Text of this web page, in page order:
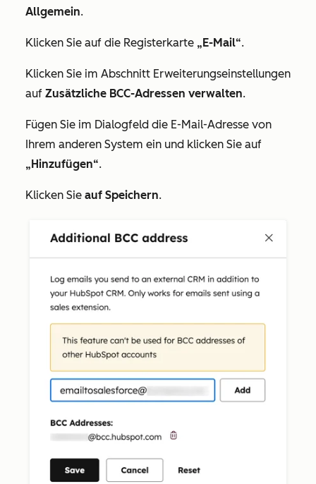
Allgemein.
Klicken Sie auf die Registerkarte „E-Mail“.
Klicken Sie im Abschnitt Erweiterungseinstellungen
auf Zusätzliche BCC-Adressen verwalten.
Fügen Sie im Dialogfeld die E-Mail-Adresse von
Ihrem anderen System ein und klicken Sie auf
„Hinzufügen“.
Klicken Sie auf Speichern.